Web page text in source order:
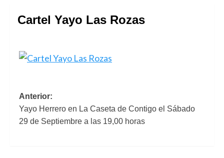
Cartel Yayo Las Rozas
Navegación
de
entradas
Anterior:
Yayo Herrero en La Caseta de Contigo el Sábado
29 de Septiembre a las 19,00 horas